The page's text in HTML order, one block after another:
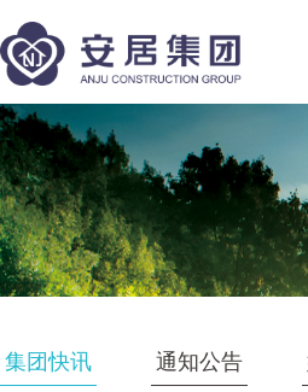
集团快讯 通知公告